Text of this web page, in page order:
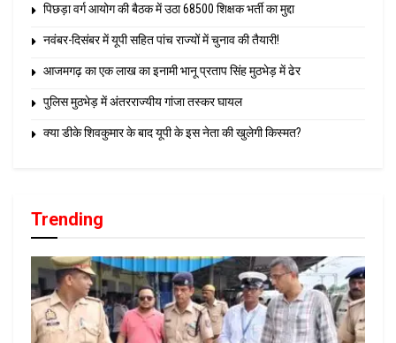
पिछड़ा वर्ग आयोग की बैठक में उठा 68500 शिक्षक भर्ती का मुद्दा
नवंबर-दिसंबर में यूपी सहित पांच राज्यों में चुनाव की तैयारी!
आजमगढ़ का एक लाख का इनामी भानू प्रताप सिंह मुठभेड़ में ढेर
पुलिस मुठभेड़ में अंतरराज्यीय गांजा तस्कर घायल
क्या डीके शिवकुमार के बाद यूपी के इस नेता की खुलेगी किस्मत?
Trending